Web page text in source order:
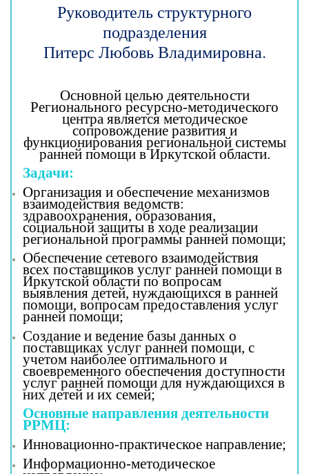
Руководитель структурного
подразделения
Питерс Любовь Владимировна.
Основной целью деятельности
Регионального ресурсно-методического
центра является методическое
сопровождение развития и
функционирования региональной системы
ранней помощи в Иркутской области.
Задачи:
Организация и обеспечение механизмов
взаимодействия ведомств:
здравоохранения, образования,
социальной защиты в ходе реализации
региональной программы ранней помощи;
Обеспечение сетевого взаимодействия
всех поставщиков услуг ранней помощи в
Иркутской области по вопросам
выявления детей, нуждающихся в ранней
помощи, вопросам предоставления услуг
ранней помощи;
Создание и ведение базы данных о
поставщиках услуг ранней помощи, с
учетом наиболее оптимального и
своевременного обеспечения доступности
услуг ранней помощи для нуждающихся в
них детей и их семей;
Основные направления деятельности
РРМЦ:
Инновационно-практическое направление;
Информационно-методическое